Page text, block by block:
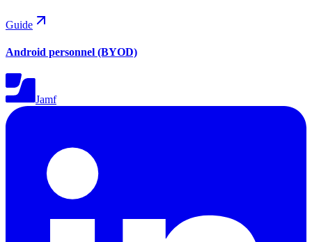
Guide
Android personnel (BYOD)
Jamf